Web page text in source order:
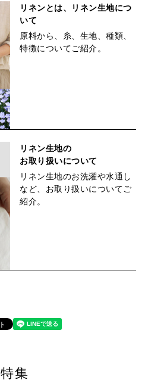
リネンとは、リネン生地につ
いて
原料から、糸、生地、種類、
特徴についてご紹介。
リネン生地の
お取り扱いについて
リネン生地のお洗濯や水通し
など、お取り扱いについてご
紹介。
特集